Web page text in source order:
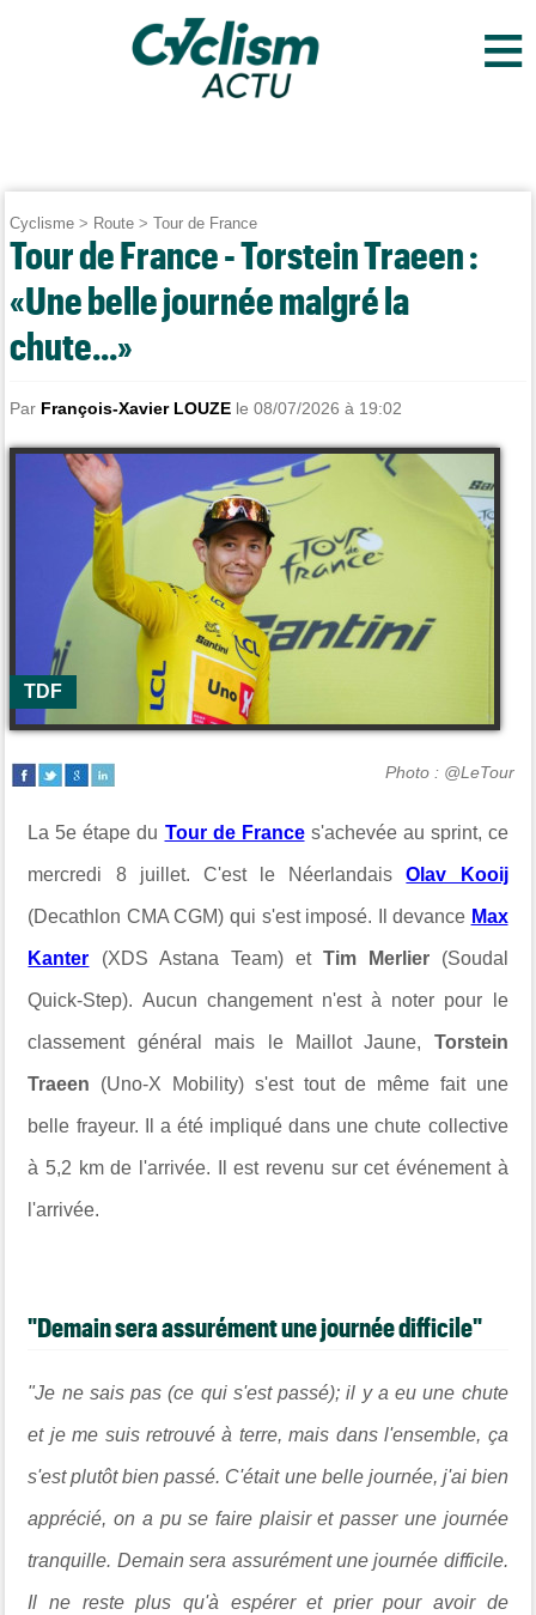
≡
Cyclisme > Route >Tour de France
Tour de France - Torstein Traeen :
«Une belle journée malgré la
chute...»
Par François-Xavier LOUZE le 08/07/2026 à 19:02
TDF
Photo : @LeTour
La 5e étape du Tour de Frances'achevée au sprint, ce
mercredi 8 juillet. C'est le NéerlandaisOlav Kooij
(Decathlon CMA CGM) qui s'est imposé. I l devance Max
Kanter (XDS Astana Team) et Tim Merlier (Soudal
Quick-Step). Aucun changement n'est à noter pour le
classement général mais le Maillot Jaune, Torstein
Traeen (Uno-X Mobility) s'est tout de même fait une
belle frayeur. Il a été impliqué dans une chute collective
à 5,2 km de l'arrivée. Il est revenu sur cet événement à
l'arrivée.
"Demain sera assurément une journée difficile"
"Je ne sais pas (ce qui s'est passé); il y a eu une chute
et je me suis retrouvé à terre, mais dans l'ensemble, ça
s'est plutôt bien passé. C'était une belle journée, j'ai bien
apprécié, on a pu se faire plaisir et passer une journée
tranquille. Demain sera assurément une journée difficile.
Il ne reste plus qu'à espérer et prier pour avoir de